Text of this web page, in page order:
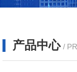
产品中心 /